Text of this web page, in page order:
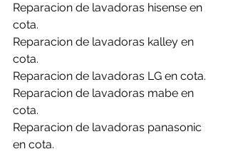
Reparacion de lavadoras hisense en
cota.
Reparacion de lavadoras kalley en
cota.
Reparacion de lavadoras LG en cota.
Reparacion de lavadoras mabe en
cota.
Reparacion de lavadoras panasonic
en cota.